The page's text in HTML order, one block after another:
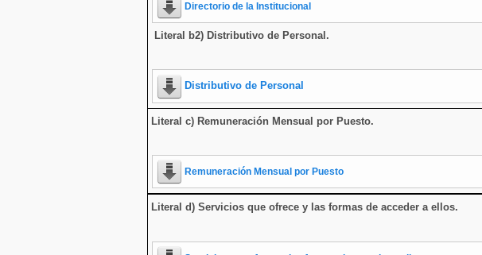
Directorio de la Institucional
Literal b2) Distributivo de Personal.
Distributivo de Personal
Literal c) Remuneración Mensual por Puesto.
Remuneración Mensual por Puesto
Literal d) Servicios que ofrece y las formas de acceder a ellos.